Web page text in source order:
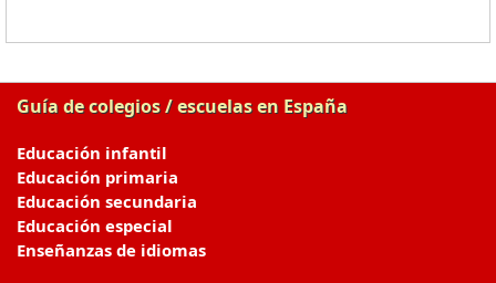
Guía de colegios / escuelas en España
Educación infantil
Educación primaria
Educación secundaria
Educación especial
Enseñanzas de idiomas